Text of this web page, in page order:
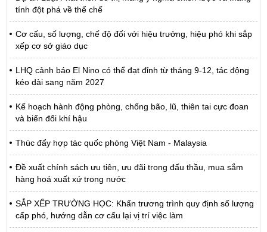
tính đột phá về thể chế
Cơ cấu, số lượng, chế độ đối với hiệu trưởng, hiệu phó khi sắp
xếp cơ sở giáo dục
LHQ cảnh báo El Nino có thể đạt đỉnh từ tháng 9-12, tác động
kéo dài sang năm 2027
Kế hoạch hành động phòng, chống bão, lũ, thiên tai cực đoan
và biến đổi khí hậu
Thúc đẩy hợp tác quốc phòng Việt Nam - Malaysia
Đề xuất chính sách ưu tiên, ưu đãi trong đấu thầu, mua sắm
hàng hoá xuất xứ trong nước
SẮP XẾP TRƯỜNG HỌC: Khẩn trương trình quy định số lượng
cấp phó, hướng dẫn cơ cấu lại vị trí việc làm